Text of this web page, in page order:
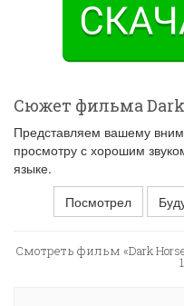
Сюжет фильма Dark
Представляем вашему
просмотру с хорошим
языке.
Посмотрел
Смотреть фильм «Dark